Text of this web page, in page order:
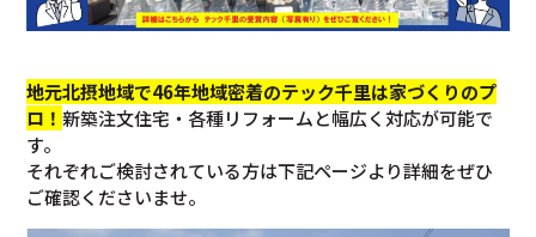
地元北摂地域で46年地域密着のテック千里は家づくりのプ
ロ！新築注文住宅・各種リフォームと幅広く対応が可能で
す。
それぞれご検討されている方は下記ページより詳細をぜひ
ご確認くださいませ。